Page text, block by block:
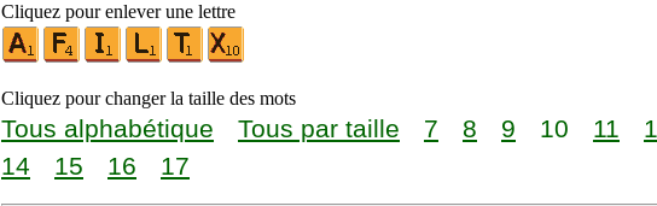
Cliquez pour enlever une lettre
Cliquez pour changer la taille des mots
Tous alphabétique Tous par taille 7 8 9 10 11
14
15 16 17